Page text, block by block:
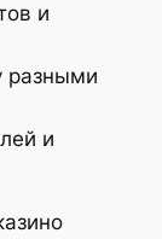
и
разными
и